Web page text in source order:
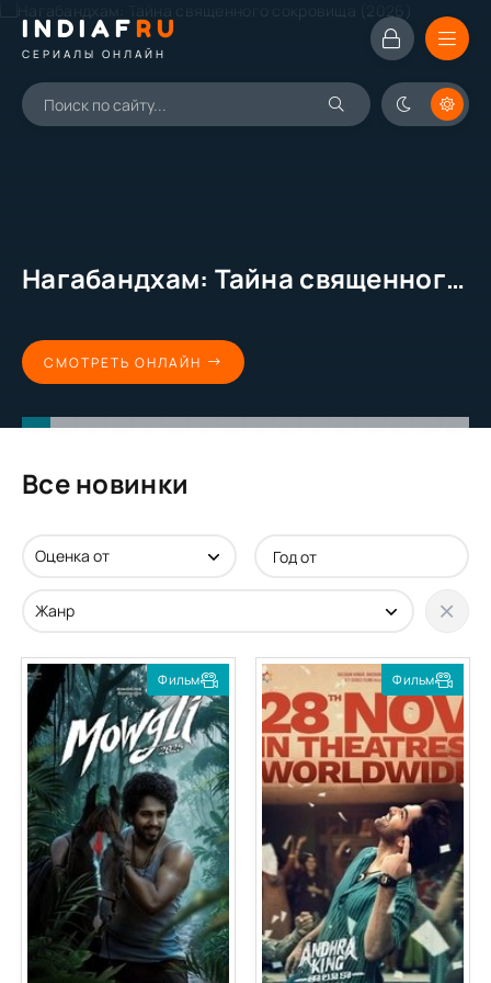
INDIAFRU
СЕРИАЛЫ ОНЛАЙН
Нагабандхам: Тайна священного сокровища (2026)
СМОТРЕТЬ ОНЛАЙН
Все новинки
Фильм Фильм